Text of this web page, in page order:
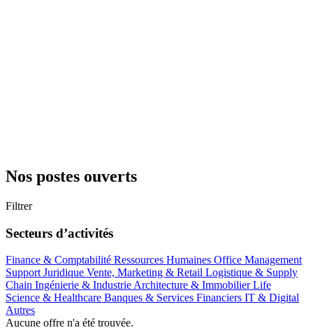
Nos postes ouverts
Filtrer
Secteurs d’activités
Finance & Comptabilité Ressources Humaines Office Management
SupportJuridique Vente, Marketing & Retail Logistique & Supply
Chain Ingénierie & IndustrieArchitecture & ImmobilierLife
Science & Healthcare Banques & Services Financiers IT & Digital
Autres
Aucune offre n'a été trouvée.